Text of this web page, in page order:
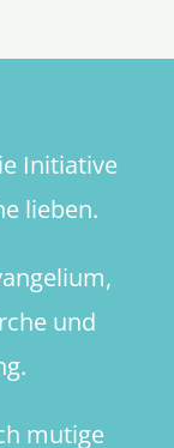
Initiative
lieben.
und
mutige